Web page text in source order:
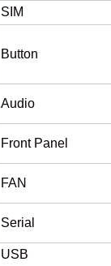
SIM
Button
Audio
Front Panel
FAN
Serial
USB